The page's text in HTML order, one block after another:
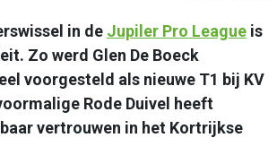
in de Jupiler Pro League is
Zo werd Glen De Boeck
voorgesteld als nieuwe T1 bij KV
Rode Duivel heeft
vertrouwen in het Kortrijkse